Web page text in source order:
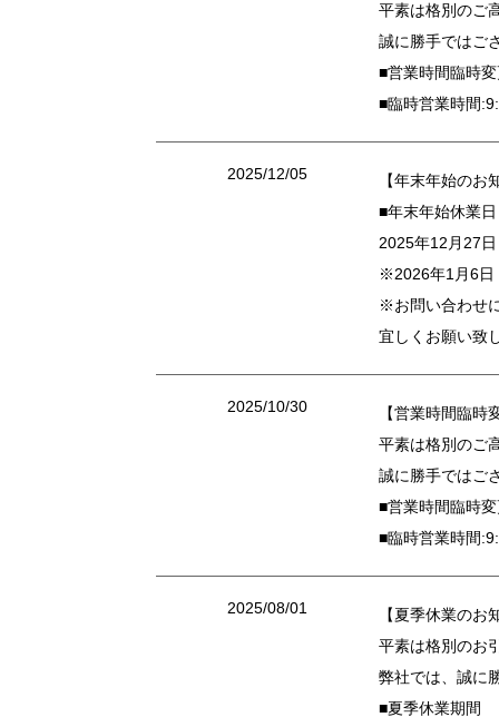
平素は格別のご
誠に勝手ではご
■営業時間臨時
■臨時営業時間
2025/12/05
【年末年始のお
■年末年始休業日
2025年12月27
※2026年1月6日
※お問い合わせ
宜しくお願い致
2025/10/30
【営業時間臨時
平素は格別のご
誠に勝手ではご
■営業時間臨時
■臨時営業時間
2025/08/01
【夏季休業のお
平素は格別のお
弊社では、誠に
■夏季休業期間